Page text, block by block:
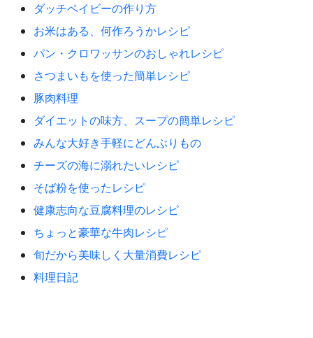
ダッチベイビーの作り方
お米はある、何作ろうかレシピ
パン・クロワッサンのおしゃれレシピ
さつまいもを使った簡単レシピ
豚肉料理
ダイエットの味方、スープの簡単レシピ
みんな大好き手軽にどんぶりもの
チーズの海に溺れたいレシピ
そば粉を使ったレシピ
健康志向な豆腐料理のレシピ
ちょっと豪華な牛肉レシピ
旬だから美味しく大量消費レシピ
料理日記